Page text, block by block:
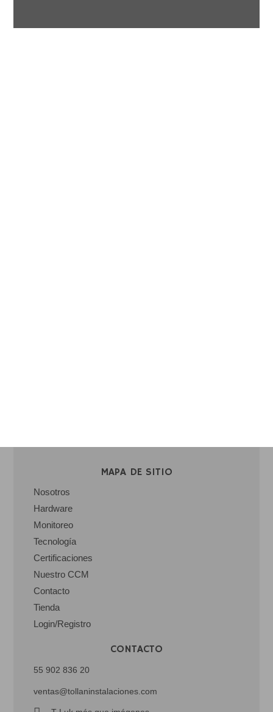
MAPA DE SITIO
Nosotros
Hardware
Monitoreo
Tecnología
Certificaciones
Nuestro CCM
Contacto
Tienda
Login/Registro
CONTACTO
55 902 836 20
ventas@tollaninstalaciones.com